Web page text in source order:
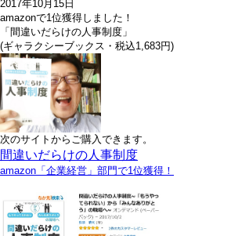
2017年10月15日
amazonで1位獲得しました！
「間違いだらけの人事制度」
(ギャラクシーブックス・税込1,683円)
次のサイトからご購入できます。
間違いだらけの人事制度
amazon「企業経営」部門で1位獲得！